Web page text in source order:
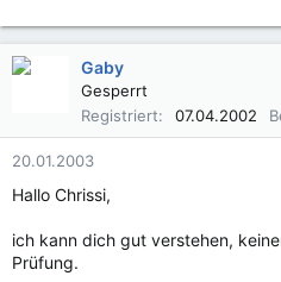
Gaby
Gesperrt
Registriert
07.04.2002
20.01.2003
Hallo Chrissi,
ich kann dich gut verstehen,
Prüfung.